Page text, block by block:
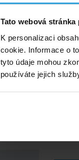
Tato webová
K personalizaci
cookie. Informace o
tyto údaje mohou
používáte jejich